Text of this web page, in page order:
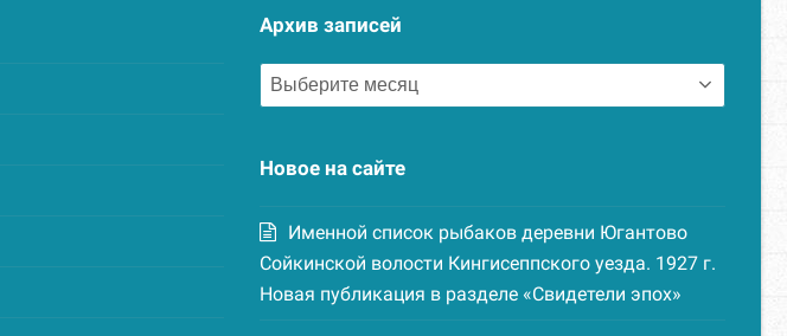
Архив записей
Архив
записей
Новое на сайте
Именной список рыбаков деревни Югантово
Сойкинской волости Кингисеппского уезда. 1927 г.
Новая публикация в разделе «Свидетели эпох»